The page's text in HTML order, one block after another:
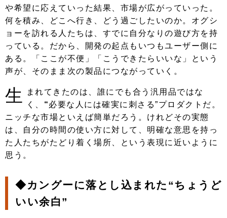
や希望に応えていった結果、市場が広がっていった。
何を積み、どこへ行き、どう過ごしたいのか。オグシ
ョーを訪れる人たちは、すでに自分なりの遊び方を持
っている。だから、開発の起点もいつもユーザー側に
ある。「ここが不便」「こうできたらいいな」という
声が、そのまま次の製品につながっていく。
生
まれてきたのは、誰にでも合う汎用品ではな
く、 “必要な人には確実に刺さる”プロダクトだ。
ニッチな市場といえば簡単だろう。けれどその実態
は、自分の時間の使い方に対して、明確な意思を持っ
た人たちがたどり着く場所、という表現に近いように
思う。
◆カングーに落とし込まれた“ちょうど
いい余白”